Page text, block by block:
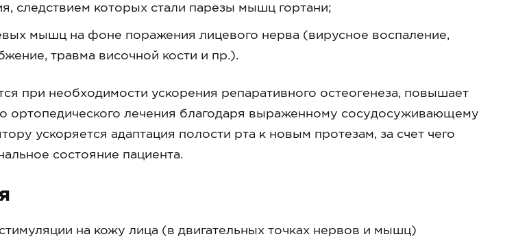
следствием которых стали парезы мышц гортани;
мышц на фоне поражения лицевого нерва (вирусное воспаление,
травма височной кости и пр.).
при необходимости ускорения репаративного остеогенеза, повышает
ортопедического лечения благодаря выраженному сосудосуживающему
ускоряется адаптация полости рта к новым протезам, за счет чего
состояние пациента.
на кожу лица (в двигательных точках нервов и мышц)